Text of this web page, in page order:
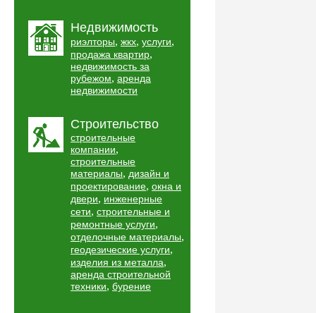
Недвижимость
риэлторы, жкх, услуги,
продажа квартир,
недвижимость за
рубежом, аренда
недвижимости
Строительство
строительные
компании,
строительные
материалы, дизайн и
проектирование, окна и
двери, инженерные
сети, строительные и
ремонтные услуги,
отделочные материалы,
геодезические услуги,
изделия из металла,
аренда строительной
техники, бурение